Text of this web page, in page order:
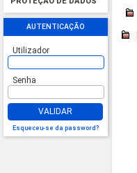
AUTENTICAÇÃO
Utilizador
Senha
VALIDAR
Esqueceu-se da password?